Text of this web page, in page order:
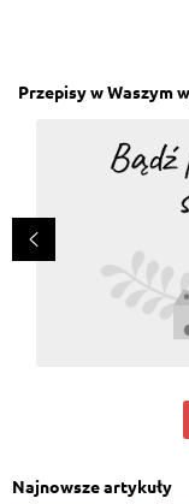
Przepisy w Waszym
Najnowsze artykuły